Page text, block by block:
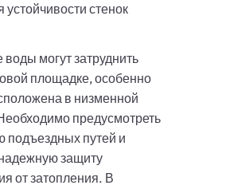
устойчивости стенок
могут затруднить
площадке, особенно
в низменной
предусмотреть
подъездных путей и
защиту
от затопления. В